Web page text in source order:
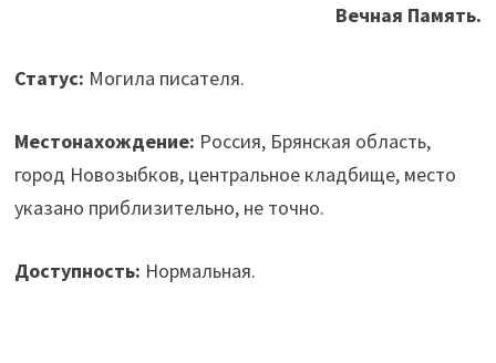
Вечная Память.
Статус: Могила писателя.
Местонахождение: Россия, Брянская область,
город Новозыбков, центральное кладбище, место
указано приблизительно, не точно.
Доступность: Нормальная.